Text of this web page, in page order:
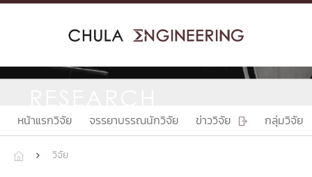
Skip
หน้าแรกวิจัย จรรยาบรรณนักวิจัย ข่าววิจัย  กลุ่มวิจัย
  วิจัย